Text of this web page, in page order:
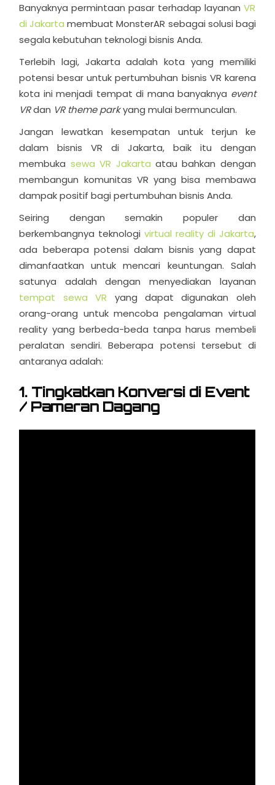
Banyaknya permintaan pasar terhadap layanan VR
di Jakarta membuat MonsterAR sebagai solusi bagi
segala kebutuhan teknologi bisnis Anda.
Terlebih lagi, Jakarta adalah kota yang memiliki
potensi besar untuk pertumbuhan bisnis VR karena
kota ini menjadi tempat di mana banyaknya event
VRdan VR theme parkyang mulai bermunculan.
Jangan lewatkan kesempatan untuk terjun ke
dalam bisnis VR di Jakarta, baik itu dengan
membuka sewa VR Jakarta atau bahkan dengan
membangun komunitas VR yang bisa membawa
dampak positif bagi pertumbuhan bisnis Anda.
Seiring dengan semakin populer dan
berkembangnya teknologivirtual reality di Jakarta,
ada beberapa potensi dalam bisnis yang dapat
dimanfaatkan untuk mencari keuntungan. Salah
satunya adalah dengan menyediakan layanan
tempat sewa VR yang dapat digunakan oleh
orang-orang untuk mencoba pengalaman virtual
reality yang berbeda-beda tanpa harus membeli
peralatan sendiri. Beberapa potensi tersebut di
antaranya adalah:
1. Tingkatkan Konversi di Event
/ Pameran Dagang